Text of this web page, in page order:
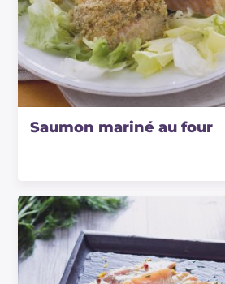
Saumon mariné au four